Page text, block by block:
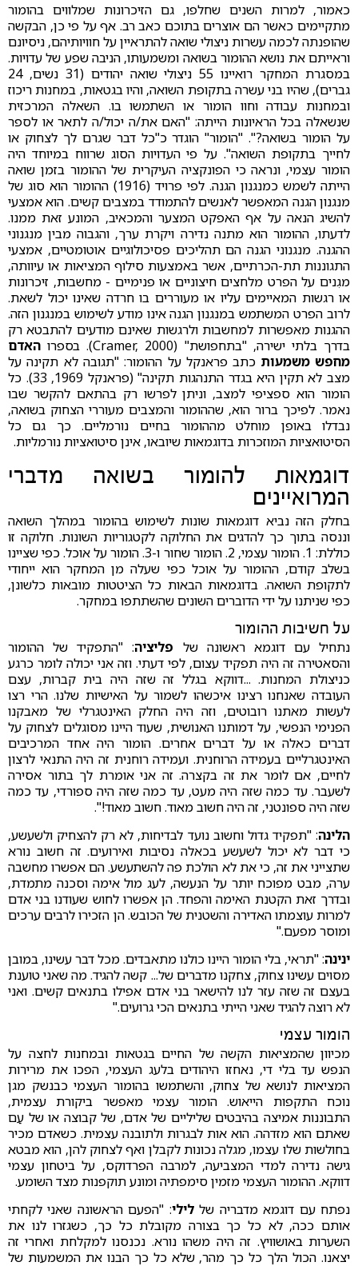
כאמור, למרות השנים שחלפו, גם הזיכרונות שמלווים בהומור
מתקיימים כאשר הם אוצרים בתוכם כאב רב. אף על פי כן, הבקשה
שהופנתה לכמה עשרות ניצולי שואה להתראיין על חוויותיהם, ניסיונם
וראייתם את נושא ההומור בשואה ומשמעותו, הניבה שפע של עדויות.
במסגרת המחקר רואיינו 55 ניצולי שואה יהודים (31 נשים, 24
גברים), שהיו בני עשרה בתקופת השואה, והיו בגטאות, במחנות ריכוז
ובמחנות עבודה וחוו הומור או השתמשו בו. השאלה המרכזית
שנשאלה בכל הראיונות הייתה: "האם את/ה יכול/ה לתאר או לספר
על הומור בשואה?". "הומור" הוגדר כ"כל דבר שגרם לך לצחוק או
לחייך בתקופת השואה". על פי העדויות הסוג שרווח במיוחד היה
הומור עצמי, ונראה כי הפונקציה העיקרית של ההומור בזמן שואה
הייתה לשמש כמנגנון הגנה. לפי פרויד (1916) ההומור הוא סוג של
מנגנון הגנה המאפשר לאנשים להתמודד במצבים קשים. הוא אמצעי
להשיג הנאה על אף האפקט המצער והמכאיב, המונע זאת ממנו.
לדעתו, ההומור הוא מתנה נדירה ויקרת ערך, והגבוה מבין מנגנוני
ההגנה. מנגנוני הגנה הם תהליכים פסיכולוגיים אוטומטיים, אמצעי
התגוננות תת-הכרתיים, אשר באמצעות סילוף המציאות או עיוותה,
מגִנים על הפרט מלחצים חיצוניים או פנימיים - מחשבות, זיכרונות
או רגשות המאיימים עליו או מעוררים בו חרדה שאינו יכול לשאת.
לרוב הפרט המשתמש במנגנון הגנה אינו מודע לשימוש במנגנון הזה.
ההגנות מאפשרות למחשבות ולרגשות שאינם מודעים להתבטא רק
בדרך בלתי ישירה, "בתחפושת" (Cramer, 2000). בספרו
האדם
מחפש משמעות כתב פראנקל על ההומור: "תגובה לא תקינה על
מצב לא תקין היא בגדר התנהגות תקינה" (פראנקל 1969, 33). כל
הומור הוא ספציפי למצב, וניתן לפרשו רק בהתאם להקשר שבו
נאמר. לפיכך ברור הוא, שההומור והמצבים מעוררי הצחוק בשואה,
נבדלו באופן מוחלט מההומור בחיים נורמליים. כך גם כל
הסיטואציות המוזכרות בדוגמאות שיובאו, אינן סיטואציות נורמליות.
דוגמאות להומור בשואה מדברי
המרואיינים
בחלק הזה נביא דוגמאות שונות לשימוש בהומור במהלך השואה
וננסה בתוך כך להדגים את החלוקה לקטגוריות השונות. חלוקה זו
כוללת: 1. הומור עצמי, 2. הומור שחור ו-3. הומור על אוכל. כפי שציינו
בשלב קודם, ההומור על אוכל כפי שעלה מן המחקר הוא ייחודי
לתקופת השואה. בדוגמאות הבאות כל הציטטות מובאות כלשונן,
כפי שניתנו על ידי הדוברים השונים שהשתתפו במחקר.
על חשיבות ההומור
נתחיל עם דוגמא ראשונה של פליציה: "התפקיד של ההומור
והסאטירה זה היה תפקיד עצום, לפי דעתי. וזה אני יכולה לומר כרגע
כניצולת המחנות. ...דווקא בגלל זה שזה היה בית קברות, עצם
העובדה שאנחנו רצינו איכשהו לשמור על האישיות שלנו. הרי רצו
לעשות מאתנו רובוטים, וזה היה החלק האינטגרלי של מאבקנו
הפנימי הנפשי, על דמותנו האנושית, שעוד היינו מסוגלים לצחוק על
דברים כאלה או על דברים אחרים. הומור היה אחד המרכיבים
האינטגרליים בעמידה הרוחנית. ועמידה רוחנית זה היה התנאי לרצון
לחיים, אם לומר את זה בקצרה. זה אני אומרת לך בתור אסירה
לשעבר. עד כמה שזה היה מעט, עד כמה שזה היה ספורדי, עד כמה
שזה היה ספונטני, זה היה חשוב מאוד. חשוב מאוד!".
הלינה: "תפקיד גדול וחשוב נועד לבדיחות, לא רק להצחיק ולשעשע,
כי דבר לא יכול לשעשע בכאלה נסיבות ואירועים. זה חשוב נורא
שתצייני את זה, כי את לא הולכת פה להשתעשע. הם אפשרו מחשבה
ערה, מבט מפוכח יותר על הנעשה, לעג מול אימה וסכנה מתמדת,
ובדרך זאת הקטנת האימה והפחד. הן אפשרו לחוש שעודנו בני אדם
למרות עוצמתו האדירה והשטנית של הכובש. הן הזכירו לרבים ערכים
ומוסר מפעם."
ינינה: "תראי, בלי הומור היינו כולנו מתאבדים. מכל דבר עשינו, במובן
מסוים עשינו צחוק, צחקנו מדברים של... קשה להגיד. מה שאני טוענת
בעצם זה שזה עזר לנו להישאר בני אדם אפילו בתנאים קשים. ואני
לא רוצה להגיד שאני הייתי בתנאים הכי גרועים."
הומור עצמי
מכיוון שהמציאות הקשה של החיים בגטאות ובמחנות לחצה על
הנפש עד בלי די, נאחזו היהודים בלעג העצמי, הפכו את מרירות
המציאות לנושא של צחוק, והשתמשו בהומור העצמי כבנשק מגן
נוכח התקפות הייאוש. הומור עצמי מאפשר ביקורת עצמית,
התבוננות אמיצה בהיבטים שליליים של אדם, של קבוצה או של עַם
שאתם הוא מזדהה. הוא אות לבגרות ולתובנה עצמית. כשאדם מכיר
בחולשות שלו עצמו, מגלה נכונות לקבלן ואף לצחוק להן, הוא מבטא
גישה נדירה למדי המצביעה, למרבה הפרדוקס, על ביטחון עצמי
דווקא. ההומור העצמי מזמין סימפתיה ומונע תוקפנות מצד השומע.
נפתח עם דוגמא מדבריה שללילי: "הפעם הראשונה שאני לקחתי
אותם ככה, לא כל כך בצורה מקובלת כל כך, כשגזרו לנו את
השערות באושוויץ. זה היה משהו נורא. נכנסנו למקלחת ואחרי זה
יצאנו. הכול הלך כל כך מהר, שלא כל כך הבנו את המשמעות של